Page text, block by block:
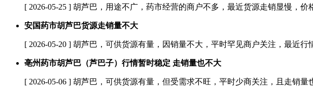
[ 2026-05-25 ] 胡芦巴，用途不广，药市经营的商户不多，最近货源走销显慢，价
安国药市胡芦巴货源走销量不大
[ 2026-05-20 ] 胡芦巴，可供货源有量，因销量不大，平时罕见商户关注，最近行
亳州药市胡芦巴（芦巴子）行情暂时稳定 走销量也不大
[ 2026-05-06 ] 胡芦巴，可供货源有量，但受需求不旺，平时少商关注，且走销量